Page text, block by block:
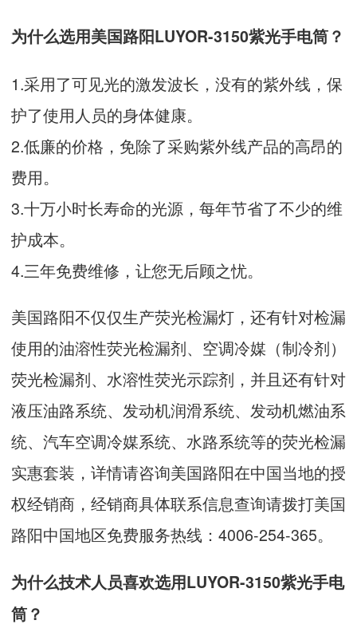
为什么选用美国路阳LUYOR-3150紫光手电筒？
1.采用了可见光的激发波长，没有的紫外线，保
护了使用人员的身体健康。
2.低廉的价格，免除了采购紫外线产品的高昂的
费用。
3.十万小时长寿命的光源，每年节省了不少的维
护成本。
4.三年免费维修，让您无后顾之忧。
美国路阳不仅仅生产荧光检漏灯，还有针对检漏
使用的油溶性荧光检漏剂、空调冷媒（制冷剂）
荧光检漏剂、水溶性荧光示踪剂，并且还有针对
液压油路系统、发动机润滑系统、发动机燃油系
统、汽车空调冷媒系统、水路系统等的荧光检漏
实惠套装，详情请咨询美国路阳在中国当地的授
权经销商，经销商具体联系信息查询请拨打美国
路阳中国地区免费服务热线：4006-254-365。
为什么技术人员喜欢选用LUYOR-3150紫光手电
筒？